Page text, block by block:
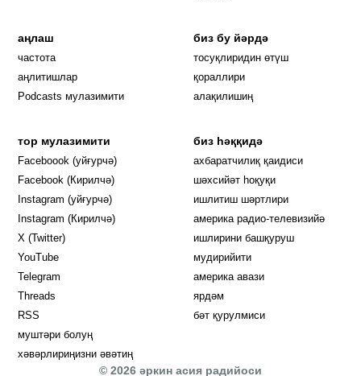
аңлаш
частота
аңлитишлар
Podcasts мулазимити
биз бу йәрдә
тосуқлиридин өтүш
қораллири
алақилишиң
тор мулазимити
Faceboook (уйғурчә) Opens in new window
Facebook (Кирилчә) Opens in new window
Instagram (уйғурчә) Opens in new window
Instagram (Кирилчә) Opens in new window
X (Twitter)
YouTube
Telegram
Threads
RSS
муштәри болуң
хәвәрлириңизни әвәтиң
биз һәққидә
ахбаратчилиқ қаидиси
шәхсийәт һоқуқи
ишлитиш шәртлири
америка радио-телевизийә
ишлирини башқуруш
мудирийити
америка авази
ярдәм
бәт қурулмиси
© 2026 әркин асия радийоси